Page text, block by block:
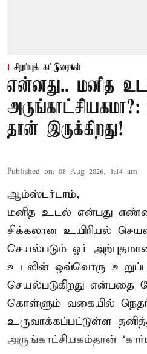
சிறப்புக் கட்டுரைகள்
என்னது.. மனித
தான் இருக்கிறது!
Published on: 08 Aug 2026, 1:14 am
ஆம்ஸ்டர்டாம்,
மனித உடல் என்பது
சிக்கலான உயிரியல்
செயல்படும் ஓர்
உடலின் ஒவ்வொரு
செயல்படுகிறது என்பதை
கொள்ளும் வகையில்
உருவாக்கப்பட்டுள்ள
அருங்காட்சியகம்தான்